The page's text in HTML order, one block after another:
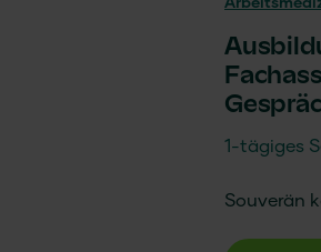
1-tägiges
Souverän